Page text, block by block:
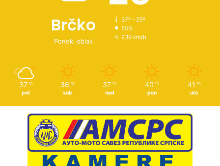
Brčko
Poneki oblak
37º - 25º
55%
2.19 km/h
37 ℃
pet
36 ℃
sub
37 ℃
ned
40 ℃
pon
41 ℃
uto